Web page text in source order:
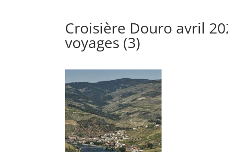
Croisière Douro avril
voyages (3)